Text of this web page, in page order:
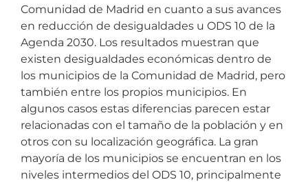
Comunidad de Madrid en cuanto a sus avances
en reducción de desigualdades u ODS 10 de la
Agenda 2030. Los resultados muestran que
existen desigualdades económicas dentro de
los municipios de la Comunidad de Madrid, pero
también entre los propios municipios. En
algunos casos estas diferencias parecen estar
relacionadas con el tamaño de la población y en
otros con su localización geográfica. La gran
mayoría de los municipios se encuentran en los
niveles intermedios del ODS 10, principalmente